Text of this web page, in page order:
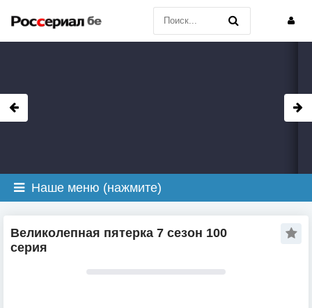
Наше меню (нажмите)
Великолепная пятерка 7 сезон 100
серия